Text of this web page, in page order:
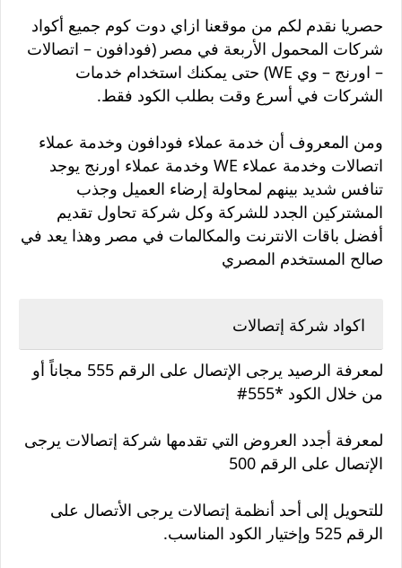
حصريا نقدم لكم من موقعنا ازاي دوت كوم جميع أكواد
شركات المحمول الأربعة في مصر (فودافون – اتصالات
– اورنج – وي WE) حتى يمكنك استخدام خدمات
الشركات في أسرع وقت بطلب الكود فقط.
ومن المعروف أن خدمة عملاء فودافون وخدمة عملاء
اتصالات وخدمة عملاء WE وخدمة عملاء اورنج يوجد
تنافس شديد بينهم لمحاولة إرضاء العميل وجذب
المشتركين الجدد للشركة وكل شركة تحاول تقديم
أفضل باقات الانترنت والمكالمات في مصر وهذا يعد في
صالح المستخدم المصري
اكواد شركة إتصالات
لمعرفة الرصيد يرجى الإتصال على الرقم 555 مجاناً أو
من خلال الكود *555#
لمعرفة أجدد العروض التي تقدمها شركة إتصالات يرجى
الإتصال على الرقم 500
للتحويل إلى أحد أنظمة إتصالات يرجى الأتصال على
الرقم 525 وإختيار الكود المناسب.